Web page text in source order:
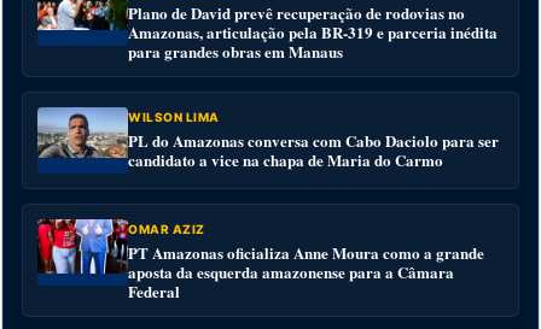
Plano de David prevê recuperação de rodovias no
Amazonas, articulação pela BR-319 e parceria inédita
para grandes obras em Manaus
WILSON LIMA
PL do Amazonas conversa com Cabo Daciolo para ser
candidato a vice na chapa de Maria do Carmo
OMAR AZIZ
PT Amazonas oficializa Anne Moura como a grande
aposta da esquerda amazonense para a Câmara
Federal